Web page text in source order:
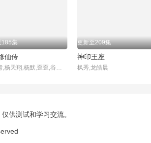
185集
仙传
,钱文青,杨天翔,杨默,歪歪,谷江山
更新至209集
神印王座
枫秀,龙皓晨
供测试和学习交流。